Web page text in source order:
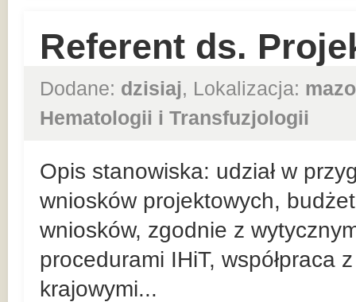
Referent ds.
Dodane: dzisiaj, Lokalizacja:
Hematologii i Transfuzjologii
Opis stanowiska: udział w
wniosków projektowych,
wniosków, zgodnie z
procedurami IHiT, współpraca
krajowymi...